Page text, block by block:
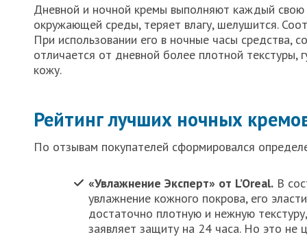
Дневной и ночной кремы выполняют каждый
окружающей среды, теряет влагу, шелушится.
При использовании его в ночные часы средства,
отличается от дневной более плотной текстуры,
кожу.
Рейтинг лучших ночных
По отзывам покупателей сформировался
«Увлажнение Эксперт» от L’Oreal. В
увлажнение кожного покрова, его
достаточно плотную и нежную
заявляет защиту на 24 часа. Но это не